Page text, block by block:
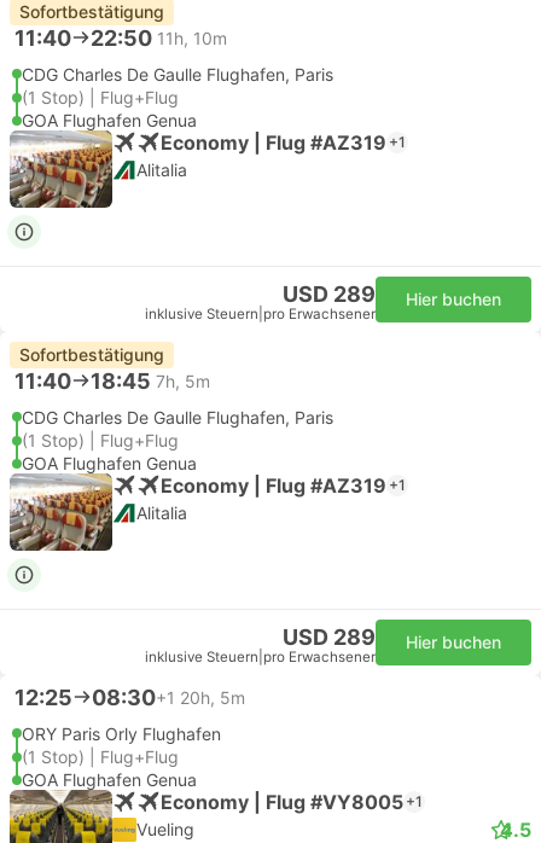
Sofortbestätigung
11:40 22:50 11h, 10m
CDG Charles De Gaulle Flughafen, Paris
(1 Stop) | Flug+Flug
GOA Flughafen Genua
Economy | Flug #AZ319 +1
Alitalia
USD 289
inklusive Steuern pro Erwachsener
Hier buchen
Sofortbestätigung
11:40 18:45 7h, 5m
CDG Charles De Gaulle Flughafen, Paris
(1 Stop) | Flug+Flug
GOA Flughafen Genua
Economy | Flug #AZ319 +1
Alitalia
USD 289
inklusive Steuern pro Erwachsener
Hier buchen
12:25 08:30+1 20h, 5m
ORY Paris Orly Flughafen
(1 Stop) | Flug+Flug
GOA Flughafen Genua
Economy | Flug #VY8005 +1
Vueling 4.5